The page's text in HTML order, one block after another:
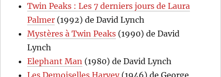
Twin Peaks : Les 7 derniers jours de Laura
Palmer (1992) de David Lynch
Mystères à Twin Peaks (1990) de David
Lynch
Elephant Man (1980) de David Lynch
Les Demoiselles Harvey(1946) de George